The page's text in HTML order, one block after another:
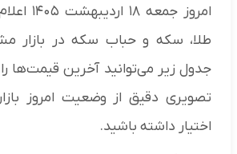
امروز
طلا، سکه و حباب سکه در بازار
جدول زیر می‌توانید آخرین قیمت‌ها
تصویری دقیق از وضعیت امروز
اختیار داشته باشید.